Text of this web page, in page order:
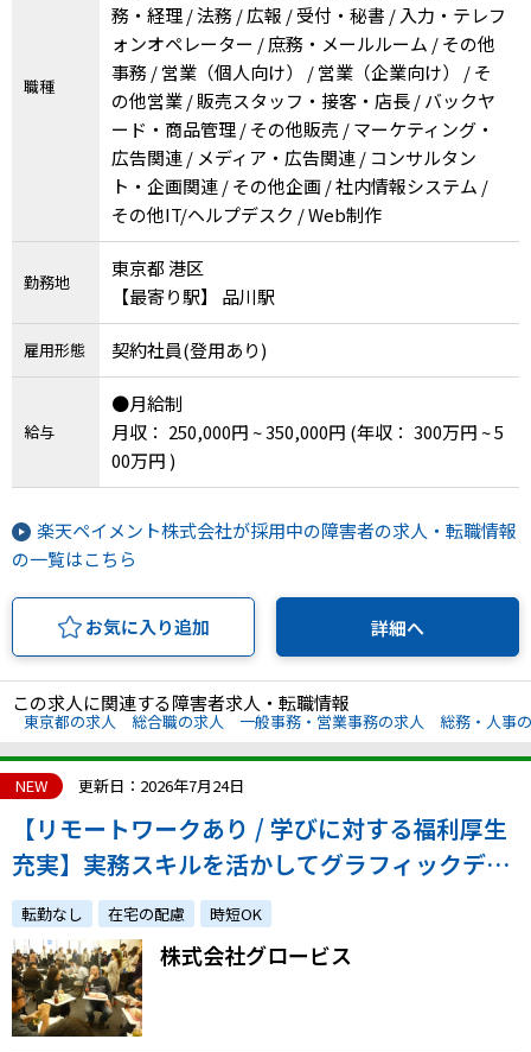
職種
務・経理 / 法務 / 広報 / 受付・秘書 / 入力・テレフ
ォンオペレーター / 庶務・メールルーム / その他
事務 / 営業（個人向け） / 営業（企業向け） / そ
の他営業 / 販売スタッフ・接客・店長 / バックヤ
ード・商品管理 / その他販売 / マーケティング・
広告関連 / メディア・広告関連 / コンサルタン
ト・企画関連 / その他企画 / 社内情報システム /
その他IT/ヘルプデスク / Web制作
勤務地
東京都 港区
【最寄り駅】 品川駅
雇用形態 契約社員(登用あり)
給与
●月給制
月収： 250,000円 ~ 350,000円 (年収： 300万円 ~ 5
00万円 )
楽天ペイメント株式会社が採用中の障害者の求人・転職情報
の一覧はこちら
お気に入り追加 詳細へ
この求人に関連する障害者求人・転職情報
東京都の求人 総合職の求人 一般事務・営業事務の求人 総務・人事
NEW 更新日：2026年7月24日
【リモートワークあり / 学びに対する福利厚生
充実】実務スキルを活かしてグラフィックデザ
イナーとして活躍しませんか◎
転勤なし 在宅の配慮 時短OK
株式会社グロービス